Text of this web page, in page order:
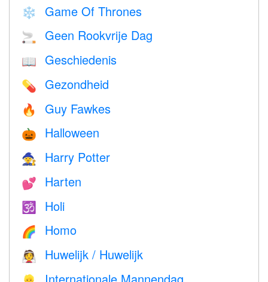
❄️ Game Of Thrones
🚬 Geen Rookvrije Dag
📖 Geschiedenis
💊 Gezondheid
🔥 Guy Fawkes
🎃 Halloween
🧙 Harry Potter
💕 Harten
🕉 Holi
🌈 Homo
👰 Huwelijk / Huwelijk